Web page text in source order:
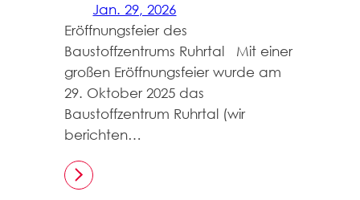
Jan. 29, 2026
Eröffnungsfeier des
Baustoffzentrums Ruhrtal Mit einer
großen Eröffnungsfeier wurde am
29. Oktober 2025 das
Baustoffzentrum Ruhrtal (wir
berichten…